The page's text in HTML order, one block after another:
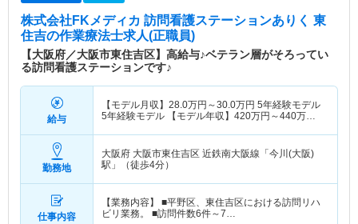
株式会社FKメディカ 訪問看護ステーションありく 東
住吉の作業療法士求人(正職員)
【大阪府／大阪市東住吉区】高給与♪ベテラン層がそろってい
る訪問看護ステーションです♪
給与
【モデル月収】 28.0万円～30.0万円 5年経験モデル
5年経験モデル 【モデル年収】 420万円～440万円
勤務地
大阪府 大阪市東住吉区 近鉄南大阪線「今川(大阪)
駅」（徒歩4分）
仕事内容
【業務内容】 ■平野区、東住吉区における訪問リハ
ビリ業務。 ■訪問件数6件～7…